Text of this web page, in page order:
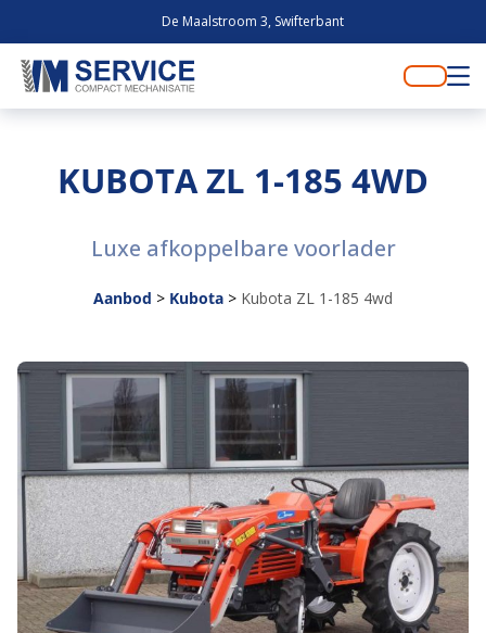
De Maalstroom 3, Swifterbant
KUBOTA ZL 1-185 4WD
Luxe afkoppelbare voorlader
Aanbod > Kubota > Kubota ZL 1-185 4wd